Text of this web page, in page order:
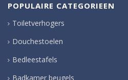
POPULAIRE CATEGORIEEN
Toiletverhogers
Douchestoelen
Bedleestafels
Badkamer beugels